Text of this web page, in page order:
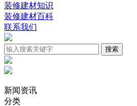
装修建材知识
装修建材百科
联系我们
新闻资讯
分类